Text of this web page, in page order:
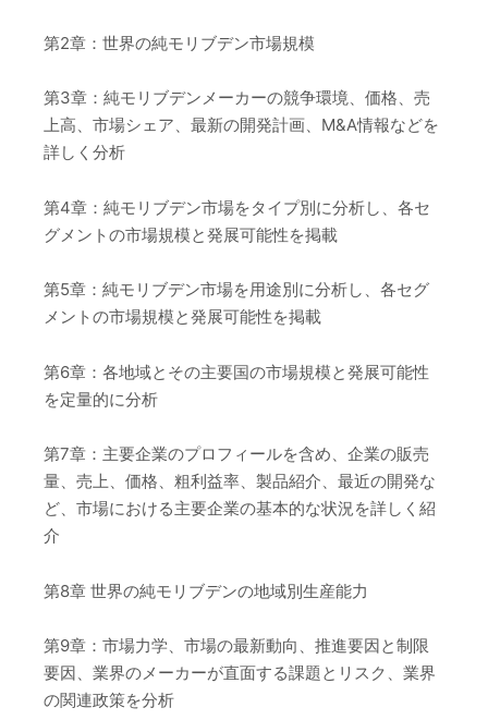
第2章：世界の純モリブデン市場規模
第3章：純モリブデンメーカーの競争環境、価格、売
上高、市場シェア、最新の開発計画、M&A情報などを
詳しく分析
第4章：純モリブデン市場をタイプ別に分析し、各セ
グメントの市場規模と発展可能性を掲載
第5章：純モリブデン市場を用途別に分析し、各セグ
メントの市場規模と発展可能性を掲載
第6章：各地域とその主要国の市場規模と発展可能性
を定量的に分析
第7章：主要企業のプロフィールを含め、企業の販売
量、売上、価格、粗利益率、製品紹介、最近の開発な
ど、市場における主要企業の基本的な状況を詳しく紹
介
第8章 世界の純モリブデンの地域別生産能力
第9章：市場力学、市場の最新動向、推進要因と制限
要因、業界のメーカーが直面する課題とリスク、業界
の関連政策を分析